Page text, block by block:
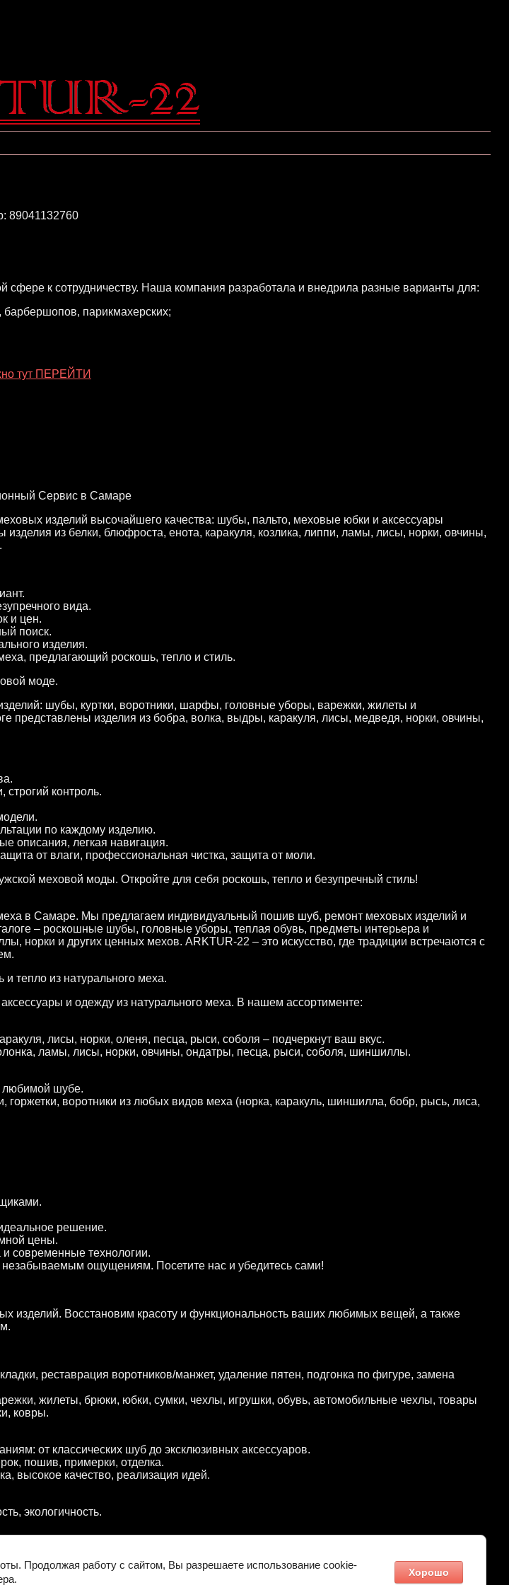
89041132760
к сотрудничеству. Наша компания разработала и внедрила разные варианты для:
барбершопов, парикмахерских;
тут ПЕРЕЙТИ
Сервис в Самаре
изделий высочайшего качества: шубы, пальто, меховые юбки и аксессуары
изделия из белки, блюфроста, енота, каракуля, козлика, липпи, ламы, лисы, норки, овчины,
вида.
и цен.
поиск.
изделия.
предлагающий роскошь, тепло и стиль.
моде.
шубы, куртки, воротники, шарфы, головные уборы, варежки, жилеты и
представлены изделия из бобра, волка, выдры, каракуля, лисы, медведя, норки, овчины,
контроль.
по каждому изделию.
описания, легкая навигация.
от влаги, профессиональная чистка, защита от моли.
меховой моды. Откройте для себя роскошь, тепло и безупречный стиль!
в Самаре. Мы предлагаем индивидуальный пошив шуб, ремонт меховых изделий и
– роскошные шубы, головные уборы, теплая обувь, предметы интерьера и
норки и других ценных мехов. ARKTUR-22 – это искусство, где традиции встречаются с
тепло из натурального меха.
и одежду из натурального меха. В нашем ассортименте:
лисы, норки, оленя, песца, рыси, соболя – подчеркнут ваш вкус.
ламы, лисы, норки, овчины, ондатры, песца, рыси, соболя, шиншиллы.
любимой шубе.
воротники из любых видов меха (норка, каракуль, шиншилла, бобр, рысь, лиса,
решение.
цены.
современные технологии.
ощущениям. Посетите нас и убедитесь сами!
изделий. Восстановим красоту и функциональность ваших любимых вещей, а также
реставрация воротников/манжет, удаление пятен, подгонка по фигуре, замена
жилеты, брюки, юбки, сумки, чехлы, игрушки, обувь, автомобильные чехлы, товары
ковры.
от классических шуб до эксклюзивных аксессуаров.
пошив, примерки, отделка.
высокое качество, реализация идей.
экологичность.
и ценность ваших меховых изделий!
Продолжая работу с сайтом, Вы разрешаете использование cookie-
Хорошо